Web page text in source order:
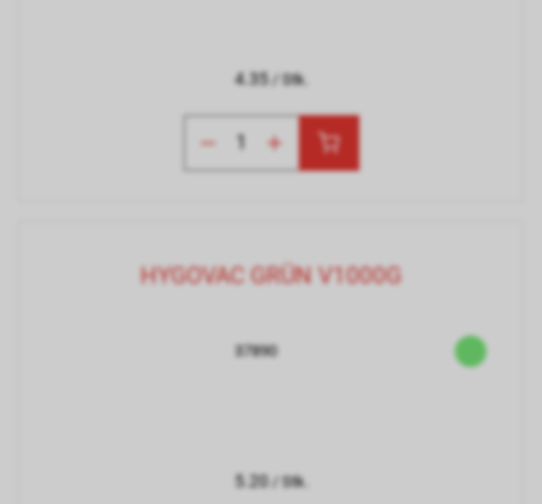
4.35/ Stk.
HYGOVAC GRÜN V1000G
37890
5.20/ Stk.